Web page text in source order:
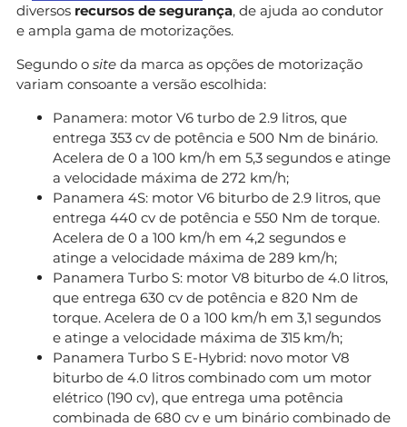
diversos recursos de segurança, de ajuda ao condutor
e ampla gama de motorizações.
Segundo o site da marca as opções de motorização
variam consoante a versão escolhida:
Panamera: motor V6 turbo de 2.9 litros, que
entrega 353 cv de potência e 500 Nm de binário.
Acelera de 0 a 100 km/h em 5,3 segundos e atinge
a velocidade máxima de 272 km/h;
Panamera 4S: motor V6 biturbo de 2.9 litros, que
entrega 440 cv de potência e 550 Nm de torque.
Acelera de 0 a 100 km/h em 4,2 segundos e
atinge a velocidade máxima de 289 km/h;
Panamera Turbo S: motor V8 biturbo de 4.0 litros,
que entrega 630 cv de potência e 820 Nm de
torque. Acelera de 0 a 100 km/h em 3,1 segundos
e atinge a velocidade máxima de 315 km/h;
Panamera Turbo S E-Hybrid: novo motor V8
biturbo de 4.0 litros combinado com um motor
elétrico (190 cv), que entrega uma potência
combinada de 680 cv e um binário combinado de